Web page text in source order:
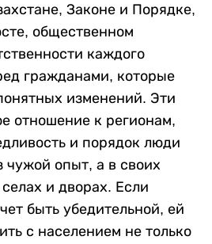
Законе и Порядке,
общественном
каждого
гражданами, которые
изменений. Эти
отношение к регионам,
и порядок люди
опыт, а в своих
и дворах. Если
быть убедительной, ей
с населением не только